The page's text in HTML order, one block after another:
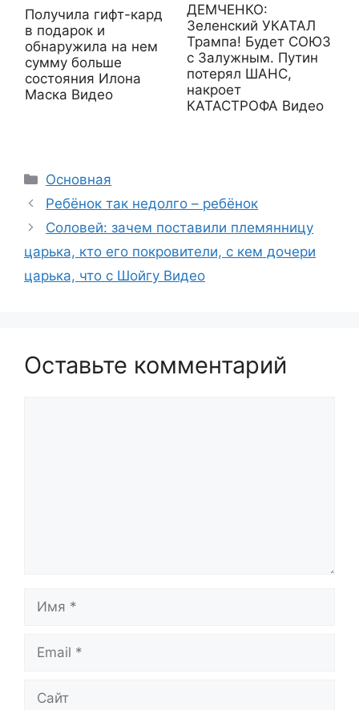
Получила гифт-кард
в подарок и
обнаружила на нем
сумму больше
состояния Илона
Маска Видео
ДЕМЧЕНКО:
Зеленский УКАТАЛ
Трампа! Будет СОЮЗ
с Залужным. Путин
потерял ШАНС,
накроет
КАТАСТРОФА Видео
Рубрики
Основная
Ребёнок так недолго – ребёнок
Соловей: зачем поставили племянницу
царька, кто его покровители, с кем дочери
царька, что с Шойгу Видео
Оставьте комментарий
Имя
Email
Сайт